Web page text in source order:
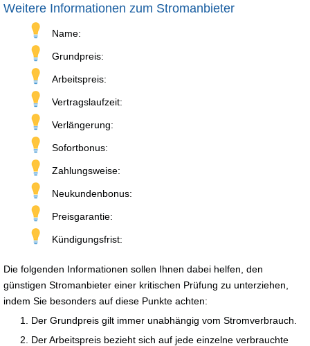
Weitere Informationen zum Stromanbieter
Name:
Grundpreis:
Arbeitspreis:
Vertragslaufzeit:
Verlängerung:
Sofortbonus:
Zahlungsweise:
Neukundenbonus:
Preisgarantie:
Kündigungsfrist:
Die folgenden Informationen sollen Ihnen dabei helfen, den
günstigen Stromanbieter einer kritischen Prüfung zu unterziehen,
indem Sie besonders auf diese Punkte achten:
Der Grundpreis gilt immer unabhängig vom Stromverbrauch.
Der Arbeitspreis bezieht sich auf jede einzelne verbrauchte